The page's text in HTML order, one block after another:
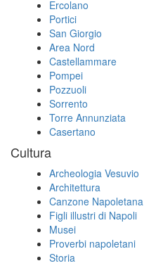
Ercolano
Portici
San Giorgio
Area Nord
Castellammare
Pompei
Pozzuoli
Sorrento
Torre Annunziata
Casertano
Cultura
Archeologia Vesuvio
Architettura
Canzone Napoletana
Figli illustri di Napoli
Musei
Proverbi napoletani
Storia